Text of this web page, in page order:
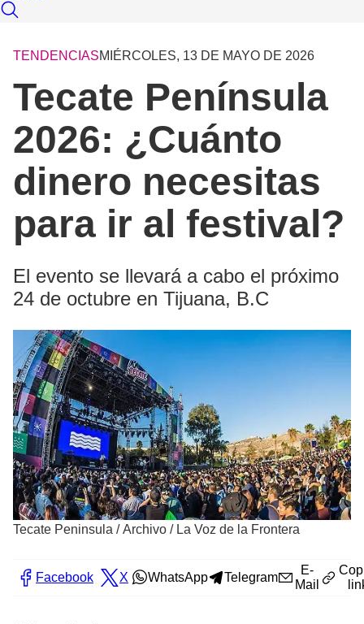
TENDENCIASMIÉRCOLES, 13 DE MAYO DE 2026
Tecate Península
2026: ¿Cuánto
dinero necesitas
para ir al festival?
El evento se llevará a cabo el próximo
24 de octubre en Tijuana, B.C
Tecate Peninsula /Archivo / La Voz de la Frontera
Facebook X WhatsApp Telegram
E-
Mail